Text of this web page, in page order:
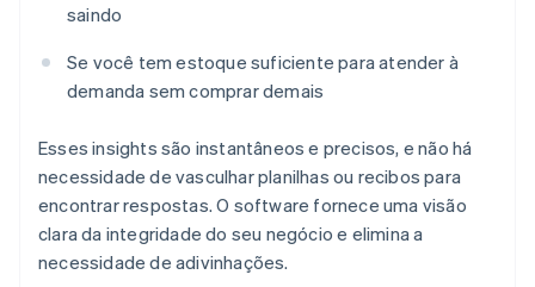
saindo
Se você tem estoque suficiente para atender à
demanda sem comprar demais
Esses insights são instantâneos e precisos, e não há
necessidade de vasculhar planilhas ou recibos para
encontrar respostas. O software fornece uma visão
clara da integridade do seu negócio e elimina a
necessidade de adivinhações.